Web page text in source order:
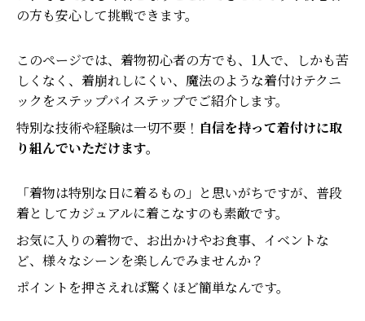
の方も安心して挑戦できます。
このページでは、着物初心者の方でも、1人で、しかも苦
しくなく、着崩れしにくい、魔法のような着付けテクニ
ックをステップバイステップでご紹介します。
特別な技術や経験は一切不要！ 自信を持って着付けに取
り組んでいただけます。
「着物は特別な日に着るもの」と思いがちですが、普段
着としてカジュアルに着こなすのも素敵です。
お気に入りの着物で、お出かけやお食事、イベントな
ど、様々なシーンを楽しんでみませんか？
ポイントを押さえれば驚くほど簡単なんです。